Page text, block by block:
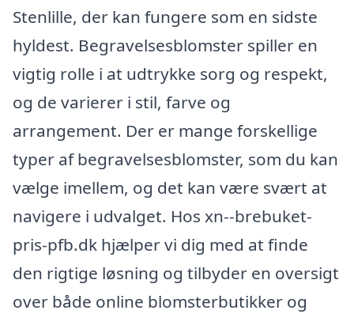
Stenlille, der kan fungere som en sidste
hyldest. Begravelsesblomster spiller en
vigtig rolle i at udtrykke sorg og respekt,
og de varierer i stil, farve og
arrangement. Der er mange forskellige
typer af begravelsesblomster, som du kan
vælge imellem, og det kan være svært at
navigere i udvalget. Hos xn--brebuket-
pris-pfb.dk hjælper vi dig med at finde
den rigtige løsning og tilbyder en oversigt
over både online blomsterbutikker og